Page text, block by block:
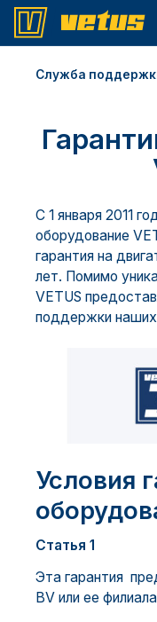
Служба
С 1 января 2011
оборудование
гарантия на
лет. Помимо
VETUS
поддержки наших
Условия
Статья 1
Эта гарантия
BV или ее